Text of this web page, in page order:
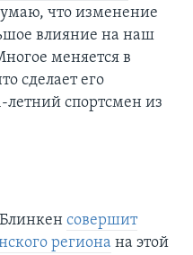
что изменение
влияние на наш
меняется в
сделает его
спортсмен из
совершит
региона на этой